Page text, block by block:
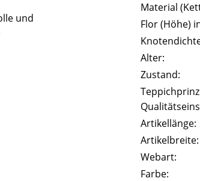
und
Material
Flor (Höhe)
Alter:
Zustand:
Teppichprinz
Artikellänge:
Artikelbreite:
Webart:
Farbe: